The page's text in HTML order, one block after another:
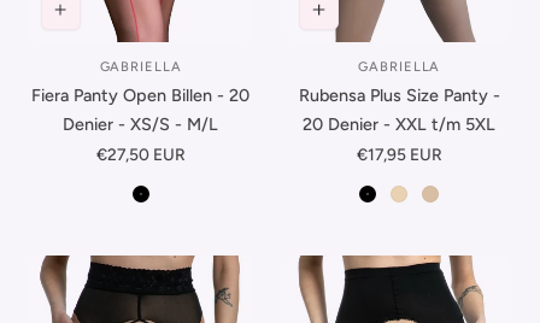
Leverancier:
GABRIELLA
Fiera Panty Open Billen - 20
Denier - XS/S - M/L
Normale
€27,50 EUR
Zwart
Leverancier:
GABRIELLA
Rubensa Plus Size Panty -
20 Denier - XXL t/m 5XL
Normale
€17,95 EUR
ZwartMelisaBeige